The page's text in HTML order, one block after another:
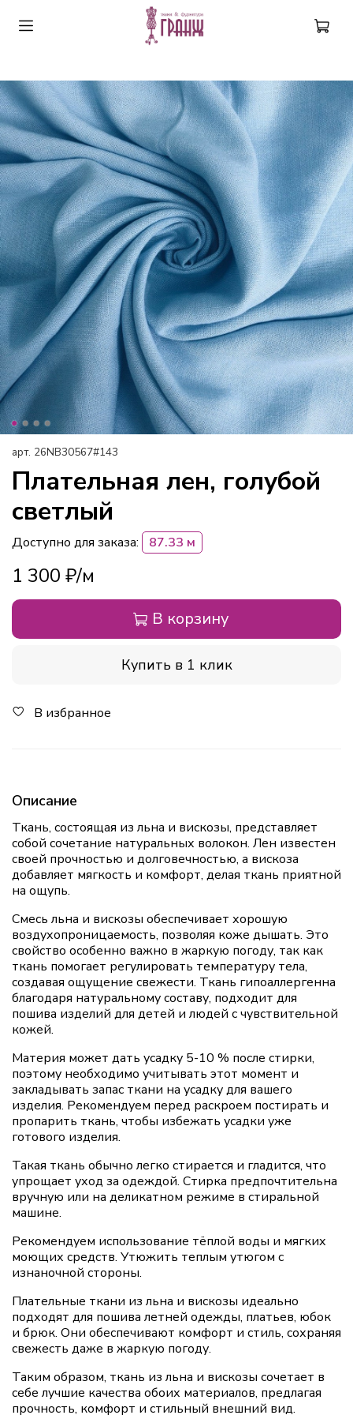
арт. 26NB30567#143
Плательная лен, голубой
светлый
Доступно для заказа: 87.33 м
1 300 ₽
В корзину
Купить в 1 клик
В избранное
Описание
Ткань, состоящая из льна и вискозы, представляет
собой сочетание натуральных волокон. Лен известен
своей прочностью и долговечностью, а вискоза
добавляет мягкость и комфорт, делая ткань приятной
на ощупь.
Смесь льна и вискозы обеспечивает хорошую
воздухопроницаемость, позволяя коже дышать. Это
свойство особенно важно в жаркую погоду, так как
ткань помогает регулировать температуру тела,
создавая ощущение свежести. Ткань гипоаллергенна
благодаря натуральному составу, подходит для
пошива изделий для детей и людей с чувствительной
кожей.
Материя может дать усадку 5-10 % после стирки,
поэтому необходимо учитывать этот момент и
закладывать запас ткани на усадку для вашего
изделия. Рекомендуем перед раскроем постирать и
пропарить ткань, чтобы избежать усадки уже
готового изделия.
Такая ткань обычно легко стирается и гладится, что
упрощает уход за одеждой. Стирка предпочтительна
вручную или на деликатном режиме в стиральной
машине.
Рекомендуем использование тёплой воды и мягких
моющих средств. Утюжить теплым утюгом с
изнаночной стороны.
Плательные ткани из льна и вискозы идеально
подходят для пошива летней одежды, платьев, юбок
и брюк. Они обеспечивают комфорт и стиль, сохраняя
свежесть даже в жаркую погоду.
Таким образом, ткань из льна и вискозы сочетает в
себе лучшие качества обоих материалов, предлагая
прочность, комфорт и стильный внешний вид.